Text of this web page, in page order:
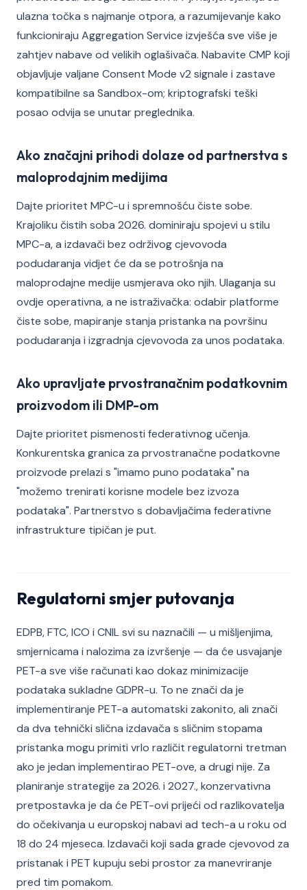
ulazna točka s najmanje otpora, a razumijevanje kako
funkcioniraju Aggregation Service izvješća sve više je
zahtjev nabave od velikih oglašivača. Nabavite CMP koji
objavljuje valjane Consent Mode v2 signale i zastave
kompatibilne sa Sandbox-om; kriptografski teški
posao odvija se unutar preglednika.
Ako značajni prihodi dolaze od partnerstva s
maloprodajnim medijima
Dajte prioritet MPC-u i spremnošću čiste sobe.
Krajoliku čistih soba 2026. dominiraju spojevi u stilu
MPC-a, a izdavači bez održivog cjevovoda
podudaranja vidjet će da se potrošnja na
maloprodajne medije usmjerava oko njih. Ulaganja su
ovdje operativna, a ne istraživačka: odabir platforme
čiste sobe, mapiranje stanja pristanka na površinu
podudaranja i izgradnja cjevovoda za unos podataka.
Ako upravljate prvostranačnim podatkovnim
proizvodom ili DMP-om
Dajte prioritet pismenosti federativnog učenja.
Konkurentska granica za prvostranačne podatkovne
proizvode prelazi s "imamo puno podataka" na
"možemo trenirati korisne modele bez izvoza
podataka". Partnerstvo s dobavljačima federativne
infrastrukture tipičan je put.
Regulatorni smjer putovanja
EDPB, FTC, ICO i CNIL svi su naznačili — u mišljenjima,
smjernicama i nalozima za izvršenje — da će usvajanje
PET-a sve više računati kao dokaz minimizacije
podataka sukladne GDPR-u. To ne znači da je
implementiranje PET-a automatski zakonito, ali znači
da dva tehnički slična izdavača s sličnim stopama
pristanka mogu primiti vrlo različit regulatorni tretman
ako je jedan implementirao PET-ove, a drugi nije. Za
planiranje strategije za 2026. i 2027., konzervativna
pretpostavka je da će PET-ovi prijeći od razlikovatelja
do očekivanja u europskoj nabavi ad tech-a u roku od
18 do 24 mjeseca. Izdavači koji sada grade cjevovod za
pristanak i PET kupuju sebi prostor za manevriranje
pred tim pomakom.